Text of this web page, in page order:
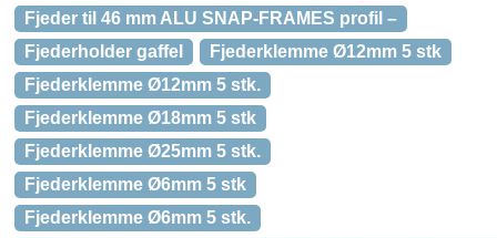
Fjeder til 46 mm ALU SNAP-FRAMES profil –
Fjederholder gaffel
Fjederklemme Ø12mm 5 stk
Fjederklemme Ø12mm 5 stk.
Fjederklemme Ø18mm 5 stk
Fjederklemme Ø25mm 5 stk.
Fjederklemme Ø6mm 5 stk
Fjederklemme Ø6mm 5 stk.